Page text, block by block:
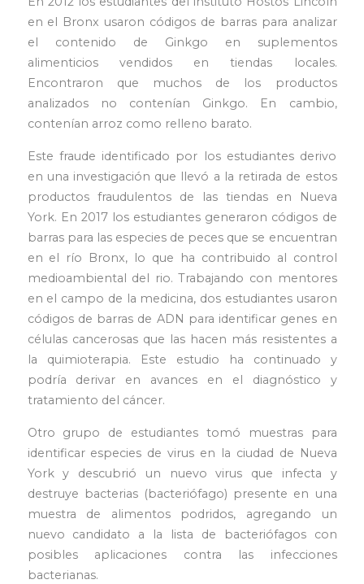
en el Bronx usaron códigos de barras para analizar
el contenido de Ginkgo en suplementos
alimenticios vendidos en tiendas locales.
Encontraron que muchos de los productos
analizados no contenían Ginkgo. En cambio,
contenían arroz como relleno barato.
Este fraude identificado por los estudiantes derivo
en una investigación que llevó a la retirada de estos
productos fraudulentos de las tiendas en Nueva
York. En 2017 los estudiantes generaron códigos de
barras para las especies de peces que se encuentran
en el río Bronx, lo que ha contribuido al control
medioambiental del rio. Trabajando con mentores
en el campo de la medicina, dos estudiantes usaron
códigos de barras de ADN para identificar genes en
células cancerosas que las hacen más resistentes a
la quimioterapia. Este estudio ha continuado y
podría derivar en avances en el diagnóstico y
tratamiento del cáncer.
Otro grupo de estudiantes tomó muestras para
identificar especies de virus en la ciudad de Nueva
York y descubrió un nuevo virus que infecta y
destruye bacterias (bacteriófago) presente en una
muestra de alimentos podridos, agregando un
nuevo candidato a la lista de bacteriófagos con
posibles aplicaciones contra las infecciones
bacterianas.